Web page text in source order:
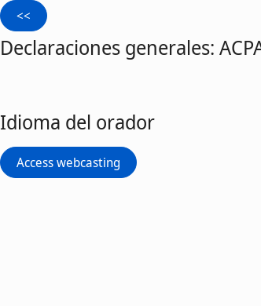
Declaraciones generales:
Idioma del orador
Access webcasting